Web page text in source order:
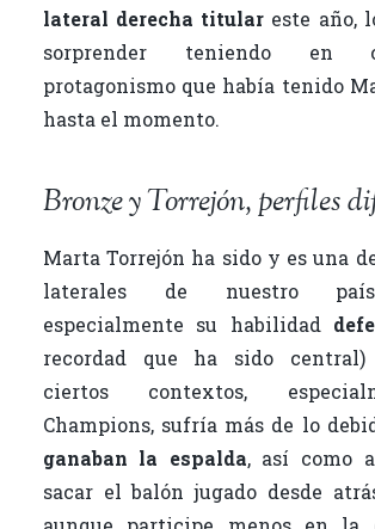
lateral derecha titular este año,
sorprender teniendo en
protagonismo que había tenido
hasta el momento.
Bronze y Torrejón, perfiles
Marta Torrejón ha sido y es una
laterales de nuestro
especialmente su habilidad
recordad que ha sido central)
ciertos contextos,
Champions, sufría más de lo
ganaban la espalda, así como
sacar el balón jugado desde